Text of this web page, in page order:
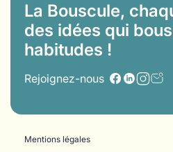
La Bouscule,
des idées qui
habitudes !
Rejoignez-nous
Mentions légales